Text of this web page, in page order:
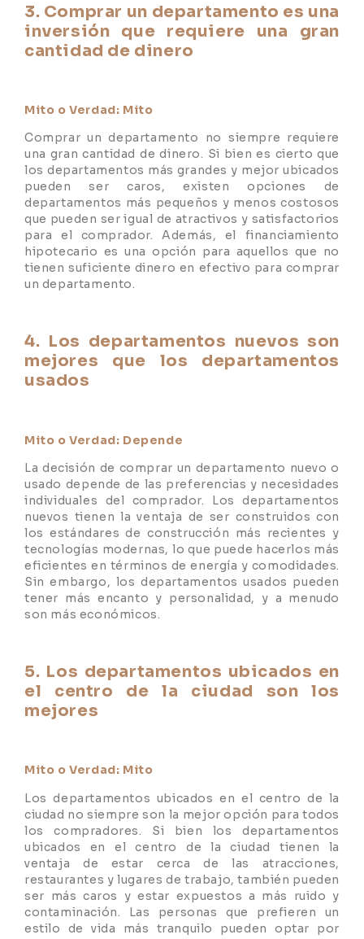
3. Comprar un departamento es una
inversión que requiere una gran
cantidad de dinero
Mito o Verdad: Mito
Comprar un departamento no siempre requiere
una gran cantidad de dinero. Si bien es cierto que
los departamentos más grandes y mejor ubicados
pueden ser caros, existen opciones de
departamentos más pequeños y menos costosos
que pueden ser igual de atractivos y satisfactorios
para el comprador. Además, el financiamiento
hipotecario es una opción para aquellos que no
tienen suficiente dinero en efectivo para comprar
un departamento.
4. Los departamentos nuevos son
mejores que los departamentos
usados
Mito o Verdad: Depende
La decisión de comprar un departamento nuevo o
usado depende de las preferencias y necesidades
individuales del comprador. Los departamentos
nuevos tienen la ventaja de ser construidos con
los estándares de construcción más recientes y
tecnologías modernas, lo que puede hacerlos más
eficientes en términos de energía y comodidades.
Sin embargo, los departamentos usados pueden
tener más encanto y personalidad, y a menudo
son más económicos.
5. Los departamentos ubicados en
el centro de la ciudad son los
mejores
Mito o Verdad: Mito
Los departamentos ubicados en el centro de la
ciudad no siempre son la mejor opción para todos
los compradores. Si bien los departamentos
ubicados en el centro de la ciudad tienen la
ventaja de estar cerca de las atracciones,
restaurantes y lugares de trabajo, también pueden
ser más caros y estar expuestos a más ruido y
contaminación. Las personas que prefieren un
estilo de vida más tranquilo pueden optar por